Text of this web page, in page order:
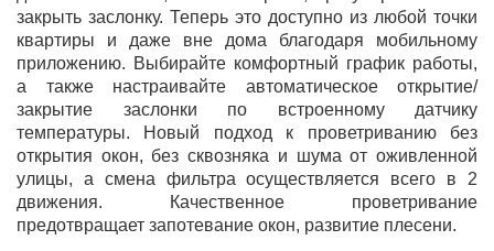
закрыть заслонку. Теперь это доступно из любой точки
квартиры и даже вне дома благодаря мобильному
приложению. Выбирайте комфортный график работы,
а также настраивайте автоматическое открытие/
закрытие заслонки по встроенному датчику
температуры. Новый подход к проветриванию без
открытия окон, без сквозняка и шума от оживленной
улицы, а смена фильтра осуществляется всего в 2
движения. Качественное проветривание
предотвращает запотевание окон, развитие плесени.